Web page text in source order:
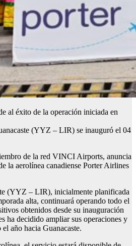
al éxito de la operación iniciada en
(YYZ – LIR) se inauguró el 04
de la red VINCI Airports, anuncia
la aerolínea canadiense Porter Airlines
(YYZ – LIR), inicialmente planificada
alta, continuará operando todo el
obtenidos desde su inauguración
ha decidido ampliar sus operaciones y
año hacia Guanacaste.